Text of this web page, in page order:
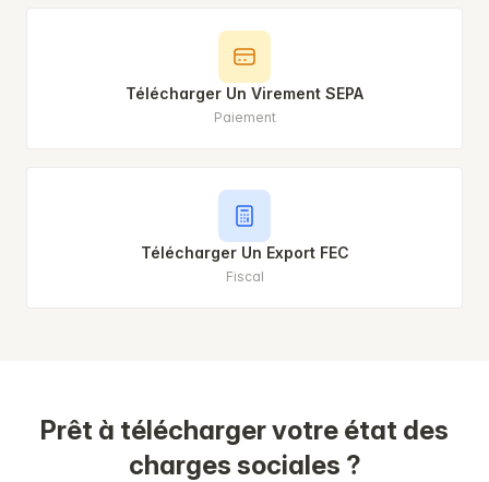
Télécharger Un Virement SEPA
Paiement
Télécharger Un Export FEC
Fiscal
Prêt à télécharger votre état des
charges sociales ?